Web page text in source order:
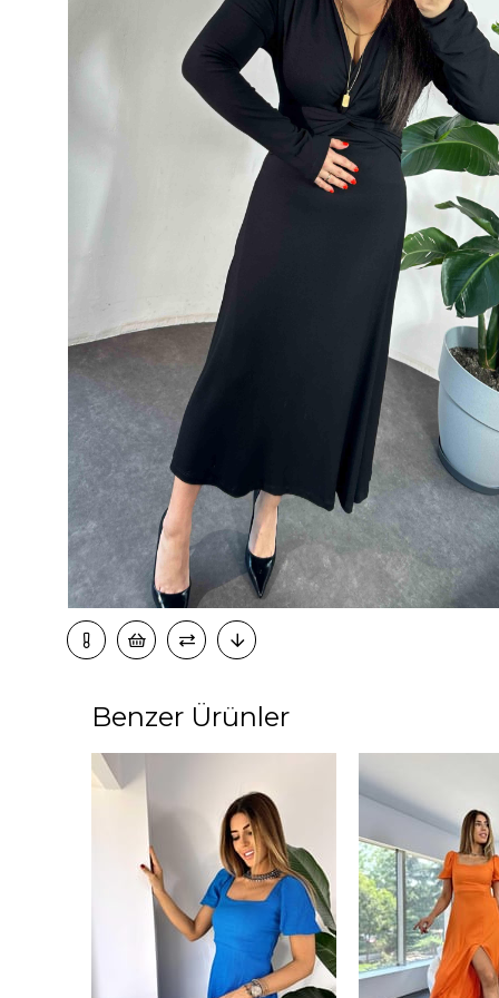
Benzer Ürünler